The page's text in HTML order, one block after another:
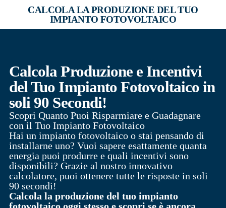
CALCOLA LA PRODUZIONE DEL TUO
IMPIANTO FOTOVOLTAICO
Calcola Produzione e Incentivi
del Tuo Impianto Fotovoltaico in
soli 90 Secondi!
Scopri Quanto Puoi Risparmiare e Guadagnare
con il Tuo Impianto Fotovoltaico
Hai un impianto fotovoltaico o stai pensando di
installarne uno? Vuoi sapere esattamente quanta
energia puoi produrre e quali incentivi sono
disponibili? Grazie al nostro innovativo
calcolatore, puoi ottenere tutte le risposte in soli
90 secondi!
Calcola la produzione del tuo impianto